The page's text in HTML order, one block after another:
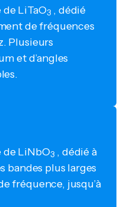
de LiTaO3 , dédié
de fréquences
Plusieurs
et d’angles
de LiNbO3 , dédié à
bandes plus larges
fréquence, jusqu’à